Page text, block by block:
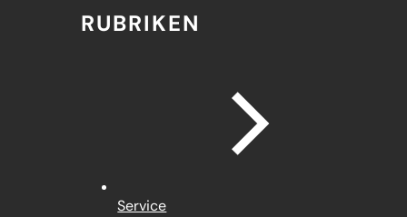
RUBRIKEN
Service